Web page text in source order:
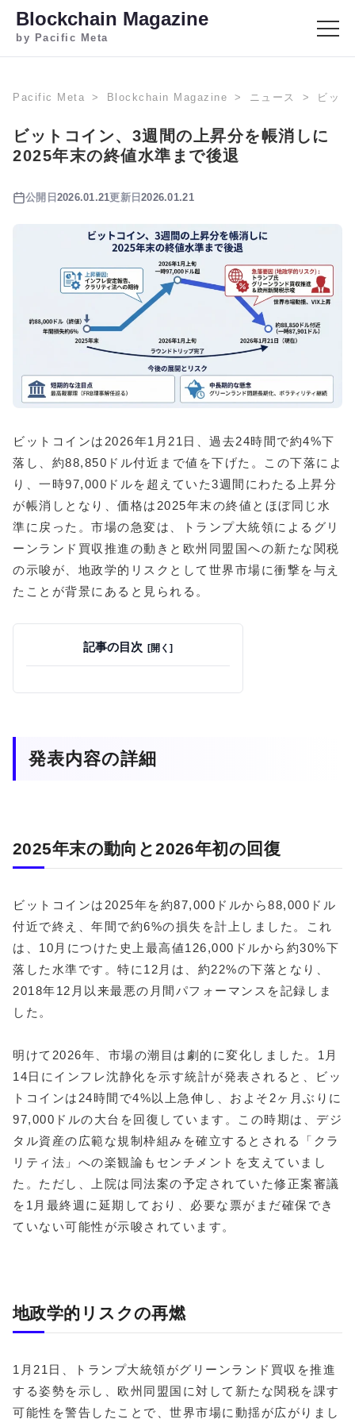
Blockchain Magazine
by Pacific Meta
Pacific Meta Blockchain Magazine ニュース ビッ
ビットコイン、3週間の上昇分を帳消しに
2025年末の終値水準まで後退
公開日 2026.01.21更新日2026.01.21
ビットコインは2026年1月21日、過去24時間で約4%下
落し、約88,850ドル付近まで値を下げた。この下落によ
り、一時97,000ドルを超えていた3週間にわたる上昇分
が帳消しとなり、価格は2025年末の終値とほぼ同じ水
準に戻った。市場の急変は、トランプ大統領によるグリ
ーンランド買収推進の動きと欧州同盟国への新たな関税
の示唆が、地政学的リスクとして世界市場に衝撃を与え
たことが背景にあると見られる。
記事の目次
発表内容の詳細
2025年末の動向と2026年初の回復
ビットコインは2025年を約87,000ドルから88,000ドル
付近で終え、年間で約6%の損失を計上しました。これ
は、10月につけた史上最高値126,000ドルから約30%下
落した水準です。特に12月は、約22%の下落となり、
2018年12月以来最悪の月間パフォーマンスを記録しま
した。
明けて2026年、市場の潮目は劇的に変化しました。1月
14日にインフレ沈静化を示す統計が発表されると、ビッ
トコインは24時間で4%以上急伸し、およそ2ヶ月ぶりに
97,000ドルの大台を回復しています。この時期は、デジ
タル資産の広範な規制枠組みを確立するとされる「クラ
リティ法」への楽観論もセンチメントを支えていまし
た。ただし、上院は同法案の予定されていた修正案審議
を1月最終週に延期しており、必要な票がまだ確保でき
ていない可能性が示唆されています。
地政学的リスクの再燃
1月21日、トランプ大統領がグリーンランド買収を推進
する姿勢を示し、欧州同盟国に対して新たな関税を課す
可能性を警告したことで、世界市場に動揺が広がりまし